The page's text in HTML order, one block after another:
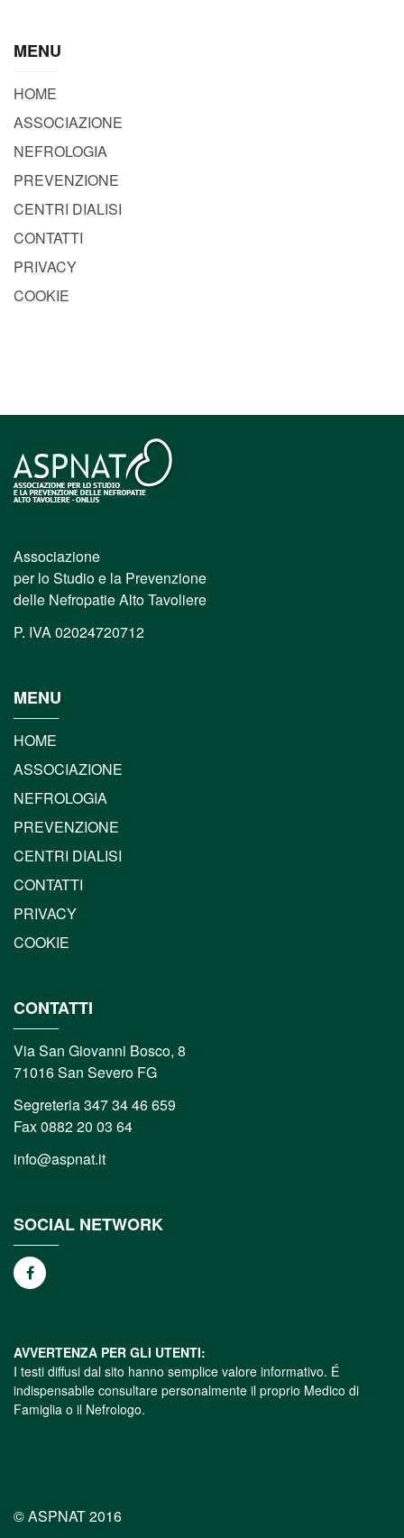
MENU
HOME
ASSOCIAZIONE
NEFROLOGIA
PREVENZIONE
CENTRI DIALISI
CONTATTI
PRIVACY
COOKIE
Associazione
per lo Studio e la Prevenzione
delle Nefropatie Alto Tavoliere
P. IVA 02024720712
MENU
HOME
ASSOCIAZIONE
NEFROLOGIA
PREVENZIONE
CENTRI DIALISI
CONTATTI
PRIVACY
COOKIE
CONTATTI
Via San Giovanni Bosco, 8
71016 San Severo FG
Segreteria 347 34 46 659
Fax 0882 20 03 64
info@aspnat.it
SOCIAL NETWORK
AVVERTENZA PER GLI UTENTI:
I testi diffusi dal sito hanno semplice valore informativo. É
indispensabile consultare personalmente il proprio Medico di
Famiglia o il Nefrologo.
© ASPNAT 2016